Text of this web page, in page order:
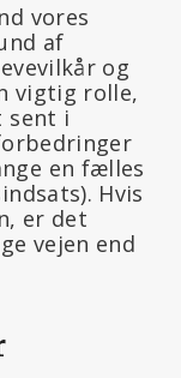
vores
af
og
vigtig rolle,
sent i
en fælles
Hvis
er det
vejen end